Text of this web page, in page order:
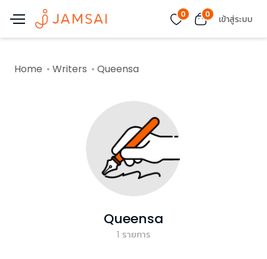
0 0 เข้าสู่ระบบ
Home Writers Queensa
Queensa
1 รายการ